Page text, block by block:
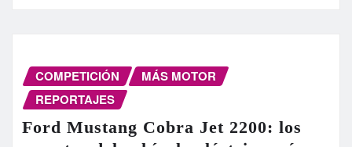
COMPETICIÓN
MÁS MOTOR
REPORTAJES
Ford Mustang Cobra Jet 2200: los